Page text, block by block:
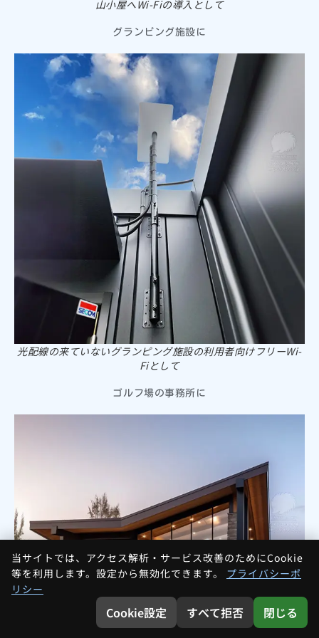
当サイトでは、アクセス解析・サービス改善のためにCookie
等を利用します。設定から無効化できます。
プライバシーポ
リシー
Cookie設定 すべて拒否 閉じる
山小屋へWi-Fiの導入として
グランピング施設に
光配線の来ていないグランピング施設の利用者向けフリーWi-
Fiとして
ゴルフ場の事務所に